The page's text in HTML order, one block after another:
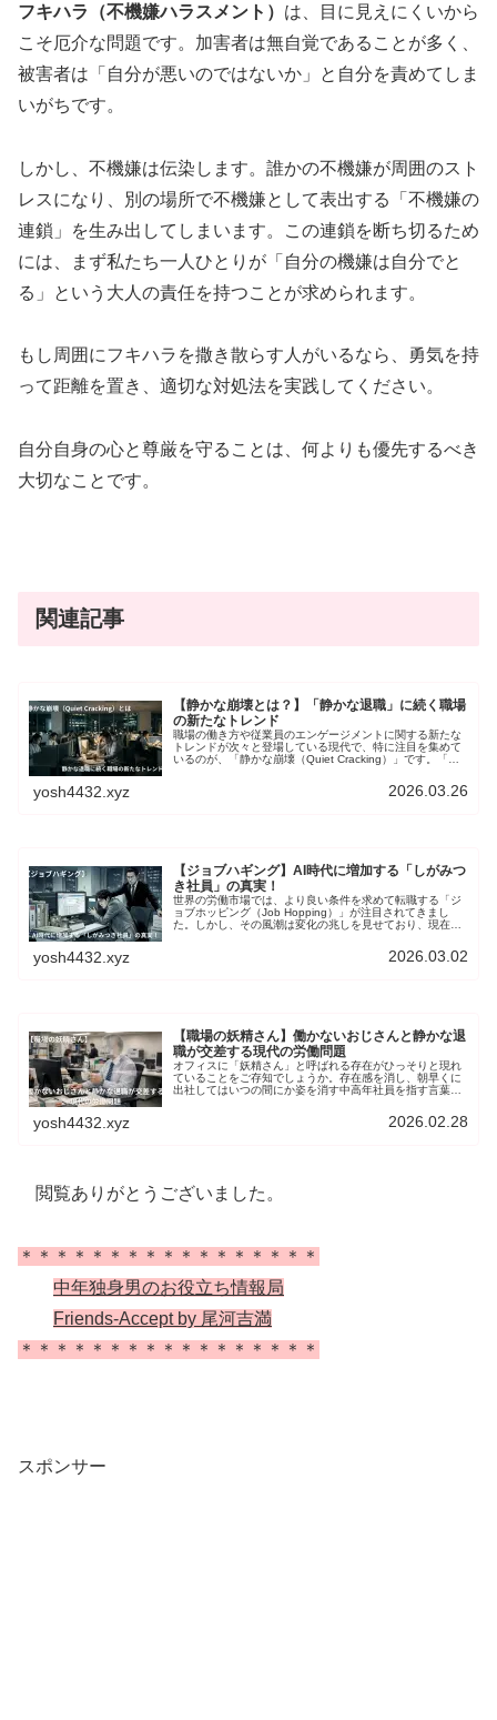
フキハラ（不機嫌ハラスメント） は、目に見えにくいから
こそ厄介な問題です。加害者は無自覚であることが多く、
被害者は「自分が悪いのではないか」と自分を責めてしま
いがちです。
しかし、不機嫌は伝染します。誰かの不機嫌が周囲のスト
レスになり、別の場所で不機嫌として表出する「不機嫌の
連鎖」を生み出してしまいます。この連鎖を断ち切るため
には、まず私たち一人ひとりが「自分の機嫌は自分でと
る」という大人の責任を持つことが求められます。
もし周囲にフキハラを撒き散らす人がいるなら、勇気を持
って距離を置き、適切な対処法を実践してください。
自分自身の心と尊厳を守ることは、何よりも優先するべき
大切なことです。
関連記事
【静かな崩壊とは？】「静かな退職」に続く職場
の新たなトレンド
職場の働き方や従業員のエンゲージメントに関する新たな
トレンドが次々と登場している現代で、特に注目を集めて
いるのが、「静かな崩壊（Quiet Cracking）」です。「静
は大きく違います。そこで本記事では、「静かな崩壊」の
定義、「静かな」トレンドとの比較、企業と個人が取る組
yosh4432.xyz 2026.03.26
【ジョブハギング】AI時代に増加する「しがみつ
き社員」の真実！
世界の労働市場では、より良い条件を求めて転職する「ジ
ョブホッピング（Job Hopping）」が注目されてきまし
た。しかし、その風潮は変化の兆しを見せており、現在は
Hugging）」が増加しているんです。本記事では、ジョブ
ハギングの背景にある要因をAIなどのテクノロジー、個人
yosh4432.xyz 2026.03.02
【職場の妖精さん】働かないおじさんと静かな退
職が交差する現代の労働問題
オフィスに「妖精さん」と呼ばれる存在がひっそりと現れ
ていることをご存知でしょうか。存在感を消し、朝早くに
出社してはいつの間にか姿を消す中高年社員を指す言葉で
のような現象は、個人の問題として片付けられるものでは
ありません。そこで本記事では、「妖精さん」という現象
yosh4432.xyz 2026.02.28
閲覧ありがとうございました。
＊＊＊＊＊＊＊＊＊＊＊＊＊＊＊＊＊
中年独身男のお役立ち情報局
Friends-Accept by 尾河吉満
＊＊＊＊＊＊＊＊＊＊＊＊＊＊＊＊＊
スポンサー